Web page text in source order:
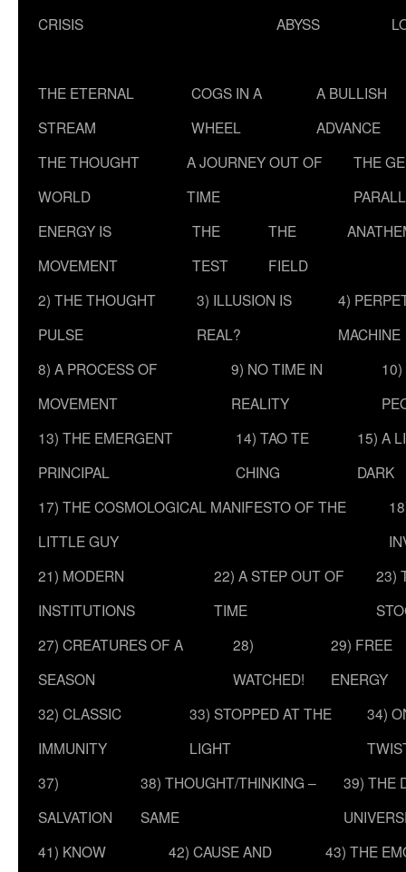
CRISIS
ABYSS
THE ETERNAL
STREAM
COGS IN A
WHEEL
A BULLISH
ADVANCE
THE THOUGHT
WORLD
A JOURNEY OUT OF
TIME
THE
ENERGY IS
MOVEMENT
THE
TEST
THE
FIELD
2) THE THOUGHT
PULSE
3) ILLUSION IS
REAL?
4)
MACHINE
8) A PROCESS OF
MOVEMENT
9) NO TIME IN
REALITY
13) THE EMERGENT
PRINCIPAL
14) TAO TE
CHING
15) A
DARK
17) THE COSMOLOGICAL MANIFESTO OF THE
LITTLE GUY
21) MODERN
INSTITUTIONS
22) A STEP OUT OF
TIME
23)
27) CREATURES OF A
SEASON
28)
WATCHED!
29) FREE
ENERGY
32) CLASSIC
IMMUNITY
33) STOPPED AT THE
LIGHT
34)
37)
SALVATION
38) THOUGHT/THINKING –
SAME
39) THE
41) KNOW
42) CAUSE AND
43) THE